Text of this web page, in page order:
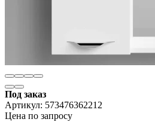
Под заказ
Артикул: 573476362212
Цена по запросу